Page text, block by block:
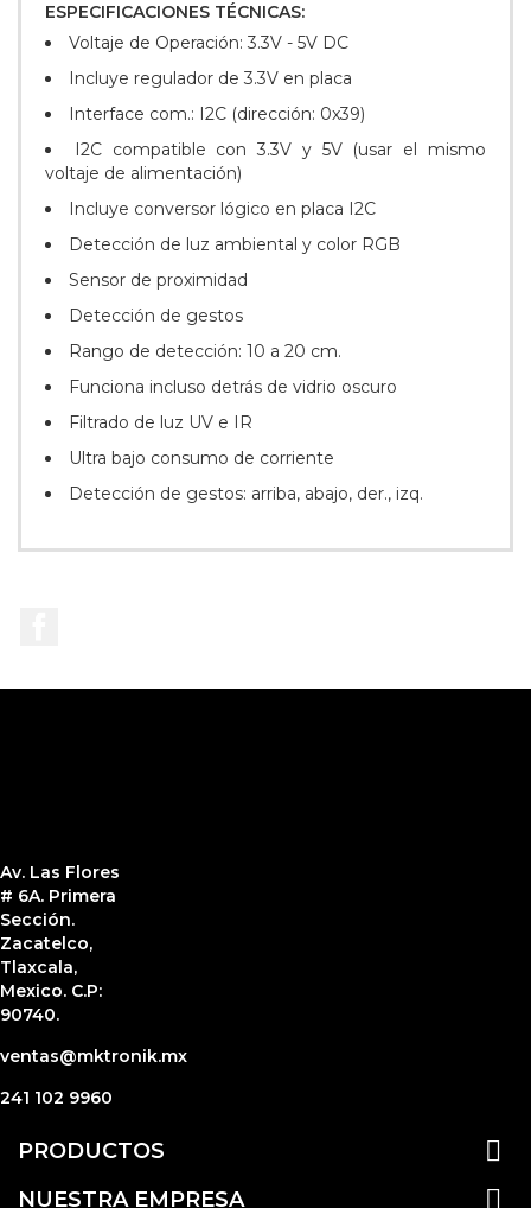
ESPECIFICACIONES TÉCNICAS:
Voltaje de Operación: 3.3V - 5V DC
Incluye regulador de 3.3V en placa
Interface com.: I2C (dirección: 0x39)
I2C compatible con 3.3V y 5V (usar el mismo
voltaje de alimentación)
Incluye conversor lógico en placa I2C
Detección de luz ambiental y color RGB
Sensor de proximidad
Detección de gestos
Rango de detección: 10 a 20 cm.
Funciona incluso detrás de vidrio oscuro
Filtrado de luz UV e IR
Ultra bajo consumo de corriente
Detección de gestos: arriba, abajo, der., izq.
Av. Las Flores
# 6A. Primera
Sección.
Zacatelco,
Tlaxcala,
Mexico. C.P:
90740.
ventas@mktronik.mx
241 102 9960
PRODUCTOS 
NUESTRA EMPRESA 